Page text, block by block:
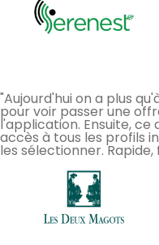
"Aujourd'hui on a plus
pour voir passer une
l'application. Ensuite, ce
accès à tous les profils
les sélectionner.